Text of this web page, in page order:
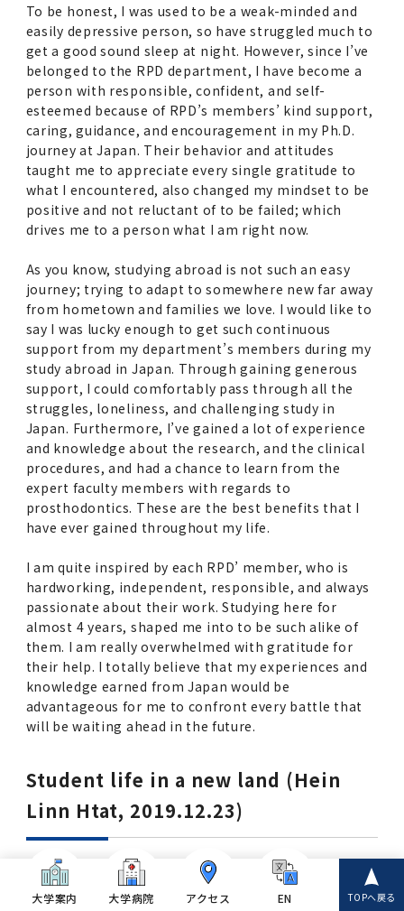
To be honest, I was used to be a weak-minded and
easily depressive person, so have struggled much to
get a good sound sleep at night. However, since I’ve
belonged to the RPD department, I have become a
person with responsible, confident, and self-
esteemed because of RPD’s members’ kind support,
caring, guidance, and encouragement in my Ph.D.
journey at Japan. Their behavior and attitudes
taught me to appreciate every single gratitude to
what I encountered, also changed my mindset to be
positive and not reluctant of to be failed; which
drives me to a person what I am right now.
As you know, studying abroad is not such an easy
journey; trying to adapt to somewhere new far away
from hometown and families we love. I would like to
say I was lucky enough to get such continuous
support from my department’s members during my
study abroad in Japan. Through gaining generous
support, I could comfortably pass through all the
struggles, loneliness, and challenging study in
Japan. Furthermore, I’ve gained a lot of experience
and knowledge about the research, and the clinical
procedures, and had a chance to learn from the
expert faculty members with regards to
prosthodontics. These are the best benefits that I
have ever gained throughout my life.
I am quite inspired by each RPD’ member, who is
hardworking, independent, responsible, and always
passionate about their work. Studying here for
almost 4 years, shaped me into to be such alike of
them. I am really overwhelmed with gratitude for
their help. I totally believe that my experiences and
knowledge earned from Japan would be
advantageous for me to confront every battle that
will be waiting ahead in the future.
Student life in a new land (Hein
Linn Htat, 2019.12.23)
Being a student in a
foreign country is one of
大学案内 大学病院 アクセス EN TOPへ戻る